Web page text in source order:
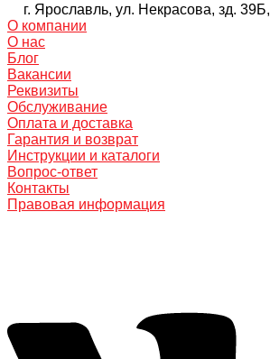
г. Ярославль, ул. Некрасова, зд.
О компании
О нас
Блог
Вакансии
Реквизиты
Обслуживание
Оплата и доставка
Гарантия и возврат
Инструкции и каталоги
Вопрос-ответ
Контакты
Правовая информация